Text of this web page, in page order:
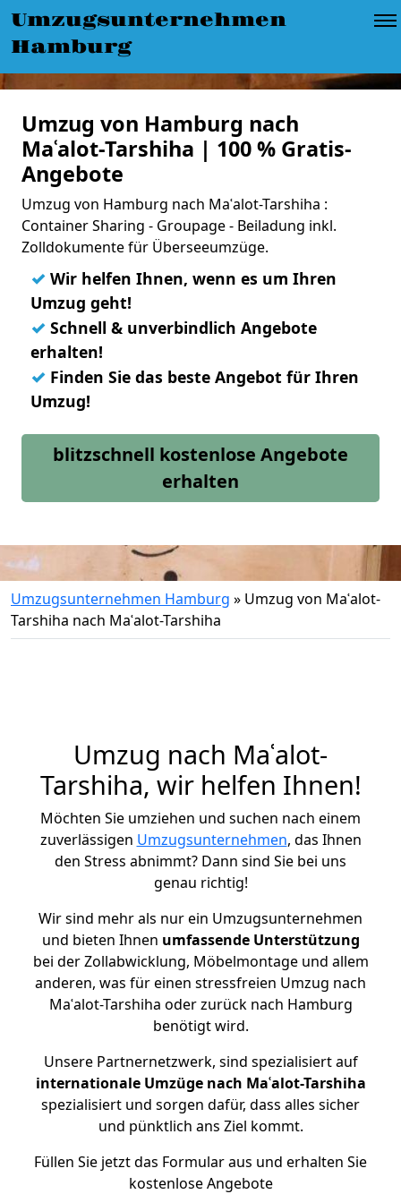
Umzugsunternehmen
Hamburg
Umzug von Hamburg nach
Maʿalot-Tarshiha | 100 % Gratis-
Angebote
Umzug von Hamburg nach Maʿalot-Tarshiha :
Container Sharing - Groupage - Beiladung inkl.
Zolldokumente für Überseeumzüge.
✓ Wir helfen Ihnen, wenn es um Ihren
Umzug geht!
✓ Schnell & unverbindlich Angebote
erhalten!
✓ Finden Sie das beste Angebot für Ihren
Umzug!
blitzschnell kostenlose Angebote
erhalten
Umzugsunternehmen Hamburg » Umzug von Maʿalot-
Tarshiha nach Maʿalot-Tarshiha
Umzug nach Maʿalot-
Tarshiha, wir helfen Ihnen!
Möchten Sie umziehen und suchen nach einem
zuverlässigen Umzugsunternehmen, das Ihnen
den Stress abnimmt? Dann sind Sie bei uns
genau richtig!
Wir sind mehr als nur ein Umzugsunternehmen
und bieten Ihnen umfassende Unterstützung
bei der Zollabwicklung, Möbelmontage und allem
anderen, was für einen stressfreien Umzug nach
Maʿalot-Tarshiha oder zurück nach Hamburg
benötigt wird.
Unsere Partnernetzwerk, sind spezialisiert auf
internationale Umzüge nach Maʿalot-Tarshiha
spezialisiert und sorgen dafür, dass alles sicher
und pünktlich ans Ziel kommt.
Füllen Sie jetzt das Formular aus und erhalten Sie
kostenlose Angebote